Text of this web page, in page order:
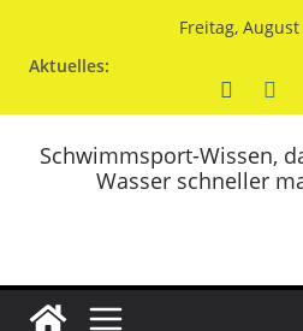
Freitag, August
Aktuelles:
Schwimmsport-Wissen,
Wasser schneller